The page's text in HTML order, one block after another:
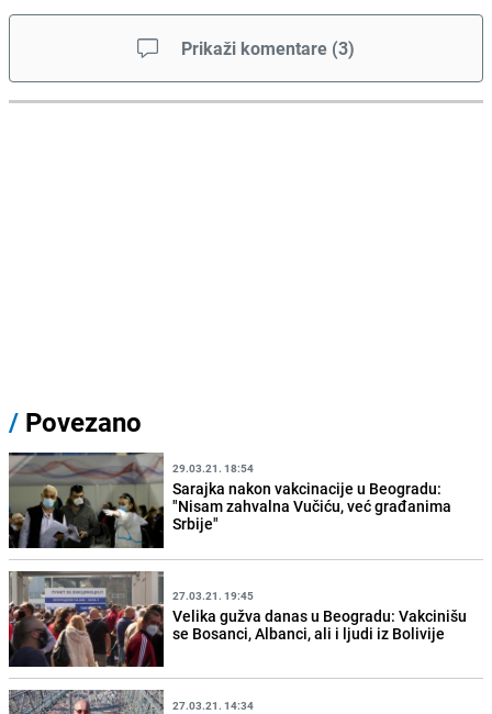
Prikaži komentare (3)
/ Povezano
29.03.21. 18:54
Sarajka nakon vakcinacije u Beogradu:
"Nisam zahvalna Vučiću, već građanima
Srbije"
27.03.21. 19:45
Velika gužva danas u Beogradu: Vakcinišu
se Bosanci, Albanci, ali i ljudi iz Bolivije
27.03.21. 14:34